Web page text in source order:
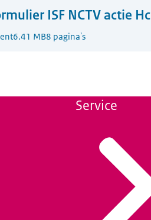
ISF NCTV actie Hc
6.41 MB8 pagina's
Service